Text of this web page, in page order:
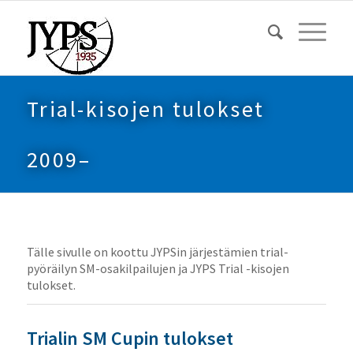
Trial-kisojen tulokset
2009–
Tälle sivulle on koottu JYPSin järjestämien trial-
pyöräilyn SM-osakilpailujen ja JYPS Trial -kisojen
tulokset.
Trialin SM Cupin tulokset